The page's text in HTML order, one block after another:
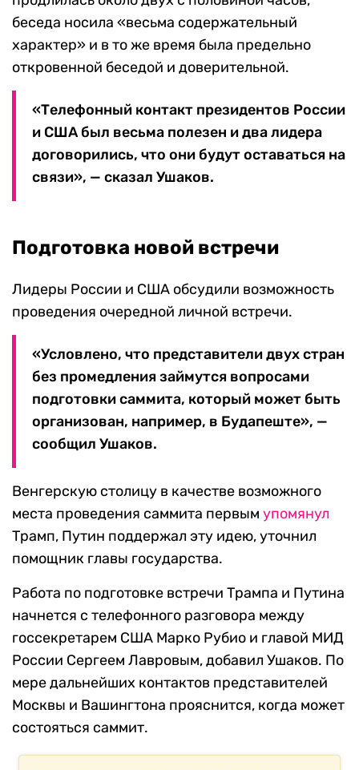
беседа носила «весьма содержательный
характер» и в то же время была предельно
откровенной беседой и доверительной.
«Телефонный контакт президентов России
и США был весьма полезен и два лидера
договорились, что они будут оставаться на
связи», — сказал Ушаков.
Подготовка новой встречи
Лидеры России и США обсудили возможность
проведения очередной личной встречи.
«Условлено, что представители двух стран
без промедления займутся вопросами
подготовки саммита, который может быть
организован, например, в Будапеште», —
сообщил Ушаков.
Венгерскую столицу в качестве возможного
места проведения саммита первым упомянул
Трамп, Путин поддержал эту идею, уточнил
помощник главы государства.
Работа по подготовке встречи Трампа и Путина
начнется с телефонного разговора между
госсекретарем США Марко Рубио и главой МИД
России Сергеем Лавровым, добавил Ушаков. По
мере дальнейших контактов представителей
Москвы и Вашингтона прояснится, когда может
состояться саммит.